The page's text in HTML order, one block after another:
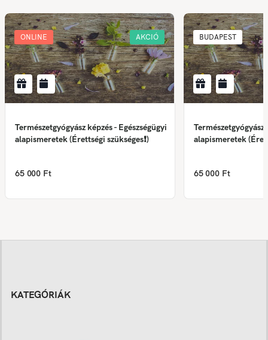
ONLINE AKCIÓ
Természetgyógyász képzés - Egészségügyi
alapismeretek (Érettségi szükséges❗)
65 000 Ft
BUDAPEST
Természetgyógyász
alapismeretek
65 000 Ft
KATEGÓRIÁK